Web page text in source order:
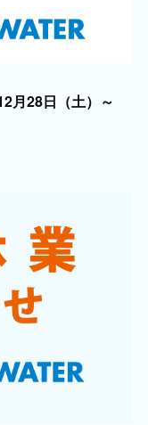
月28日（土）～